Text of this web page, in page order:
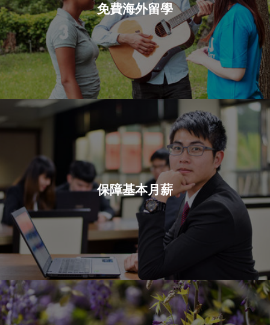
免費海外留學
保障基本月薪